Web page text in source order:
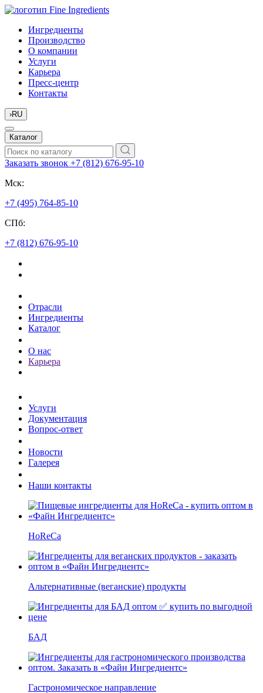
Ингредиенты
Производство
О компании
Услуги
Карьера
Пресс-центр
Контакты
›RU
Каталог
Заказать звонок +7 (812) 676-95-10
Мск:
+7 (495) 764-85-10
СПб:
+7 (812) 676-95-10
Отрасли
Ингредиенты
Каталог
О нас
Карьера
Услуги
Документация
Вопрос-ответ
Новости
Галерея
Наши контакты
HoReCa
Альтернативные (веганские) продукты
БАД
Гастрономическое направление